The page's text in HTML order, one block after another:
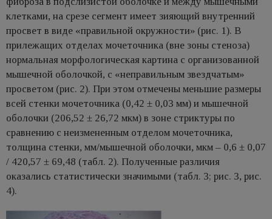
клетками, на срезе сегмент имеет зияющий внутренний
просвет в виде «правильной окружности» (рис. 1). В
прилежащих отделах мочеточника (вне зоны стеноза)
нормальная морфологическая картина с организованной
мышечной оболочкой, с «неправильным звездчатым»
просветом (рис. 2). При этом отмечены меньшие размеры
всей стенки мочеточника (0,42 ± 0,03 мм) и мышечной
оболочки (206,52 ± 26,72 мкм) в зоне стриктуры по
сравнению с неизмененным отделом мочеточника,
толщина стенки, мм/мышечной оболочки, мкм – 0,6 ± 0,07
/ 420,57 ± 69,48 (табл. 2). Полученные различия
оказались статистически значимыми (табл. 3; рис. 3, рис.
4).